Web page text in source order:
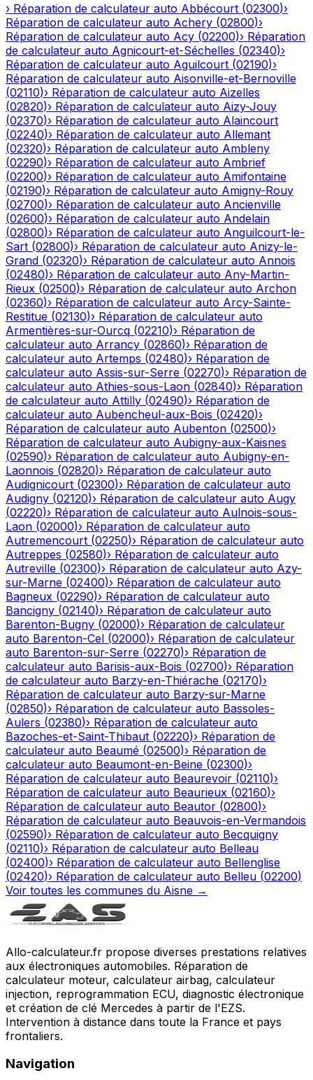
› Réparation de calculateur auto Abbécourt (02300)›
Réparation de calculateur auto Achery (02800)›
Réparation de calculateur auto Acy (02200)› Réparation
de calculateur auto Agnicourt-et-Séchelles (02340)›
Réparation de calculateur auto Aguilcourt (02190)›
Réparation de calculateur auto Aisonville-et-Bernoville
(02110)› Réparation de calculateur auto Aizelles
(02820)› Réparation de calculateur auto Aizy-Jouy
(02370)› Réparation de calculateur auto Alaincourt
(02240)› Réparation de calculateur auto Allemant
(02320)› Réparation de calculateur auto Ambleny
(02290)› Réparation de calculateur auto Ambrief
(02200)› Réparation de calculateur auto Amifontaine
(02190)› Réparation de calculateur auto Amigny-Rouy
(02700)› Réparation de calculateur auto Ancienville
(02600)› Réparation de calculateur auto Andelain
(02800)› Réparation de calculateur auto Anguilcourt-le-
Sart (02800)› Réparation de calculateur auto Anizy-le-
Grand (02320)› Réparation de calculateur auto Annois
(02480)› Réparation de calculateur auto Any-Martin-
Rieux (02500)› Réparation de calculateur auto Archon
(02360)› Réparation de calculateur auto Arcy-Sainte-
Restitue (02130)› Réparation de calculateur auto
Armentières-sur-Ourcq (02210)› Réparation de
calculateur auto Arrancy (02860)› Réparation de
calculateur auto Artemps (02480)› Réparation de
calculateur auto Assis-sur-Serre (02270)› Réparation de
calculateur auto Athies-sous-Laon (02840)› Réparation
de calculateur auto Attilly (02490)› Réparation de
calculateur auto Aubencheul-aux-Bois (02420)›
Réparation de calculateur auto Aubenton (02500)›
Réparation de calculateur auto Aubigny-aux-Kaisnes
(02590)› Réparation de calculateur auto Aubigny-en-
Laonnois (02820)› Réparation de calculateur auto
Audignicourt (02300)› Réparation de calculateur auto
Audigny (02120)› Réparation de calculateur auto Augy
(02220)› Réparation de calculateur auto Aulnois-sous-
Laon (02000)› Réparation de calculateur auto
Autremencourt (02250)› Réparation de calculateur auto
Autreppes (02580)› Réparation de calculateur auto
Autreville (02300)› Réparation de calculateur auto Azy-
sur-Marne (02400)› Réparation de calculateur auto
Bagneux (02290)› Réparation de calculateur auto
Bancigny (02140)› Réparation de calculateur auto
Barenton-Bugny (02000)› Réparation de calculateur
auto Barenton-Cel (02000)› Réparation de calculateur
auto Barenton-sur-Serre (02270)› Réparation de
calculateur auto Barisis-aux-Bois (02700)› Réparation
de calculateur auto Barzy-en-Thiérache (02170)›
Réparation de calculateur auto Barzy-sur-Marne
(02850)› Réparation de calculateur auto Bassoles-
Aulers (02380)› Réparation de calculateur auto
Bazoches-et-Saint-Thibaut (02220)› Réparation de
calculateur auto Beaumé (02500)› Réparation de
calculateur auto Beaumont-en-Beine (02300)›
Réparation de calculateur auto Beaurevoir (02110)›
Réparation de calculateur auto Beaurieux (02160)›
Réparation de calculateur auto Beautor (02800)›
Réparation de calculateur auto Beauvois-en-Vermandois
(02590)› Réparation de calculateur auto Becquigny
(02110)› Réparation de calculateur auto Belleau
(02400)› Réparation de calculateur auto Bellenglise
(02420)› Réparation de calculateur auto Belleu (02200)
Voir toutes les communes du Aisne →
Allo-calculateur.fr propose diverses prestations relatives
aux électroniques automobiles. Réparation de
calculateur moteur, calculateur airbag, calculateur
injection, reprogrammation ECU, diagnostic électronique
et création de clé Mercedes à partir de l'EZS.
Intervention à distance dans toute la France et pays
frontaliers.
Navigation